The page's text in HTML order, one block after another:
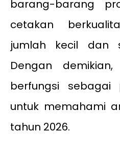
barang-barang
cetakan
jumlah kecil dan
Dengan
berfungsi
untuk memahami
tahun 2026.